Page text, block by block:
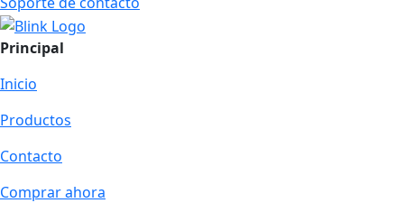
Principal
Inicio
Productos
Contacto
Comprar ahora